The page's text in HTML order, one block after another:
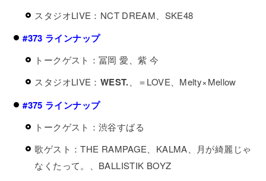
スタジオLIVE：NCT DREAM、SKE48
#373 ラインナップ
トークゲスト：冨岡 愛、紫 今
スタジオLIVE： WEST.、＝LOVE、Melty×Mellow
#375 ラインナップ
トークゲスト：渋谷すばる
歌ゲスト：THE RAMPAGE、KALMA、月が綺麗じゃ
なくたって。、BALLISTIK BOYZ